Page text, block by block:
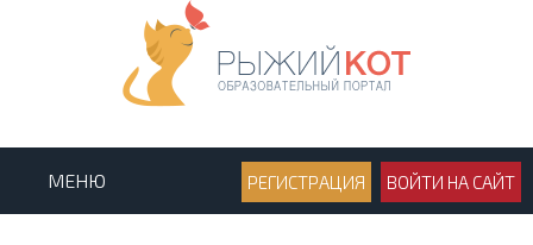
МЕНЮ РЕГИСТРАЦИЯ ВОЙТИ НА САЙТ